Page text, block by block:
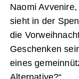
Naomi
sieht in der
die
Geschenken
eines
Alternative?“